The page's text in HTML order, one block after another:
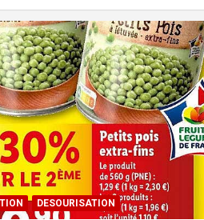
DESOURISATION